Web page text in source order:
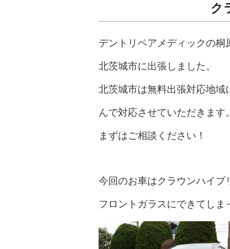
ク
デントリペアメディックの桐
北茨城市に出張しました。
北茨城市は無料出張対応地
んで対応させていただきます
まずはご相談ください！
今回のお車はクラウンハイブ
フロントガラスにできてし